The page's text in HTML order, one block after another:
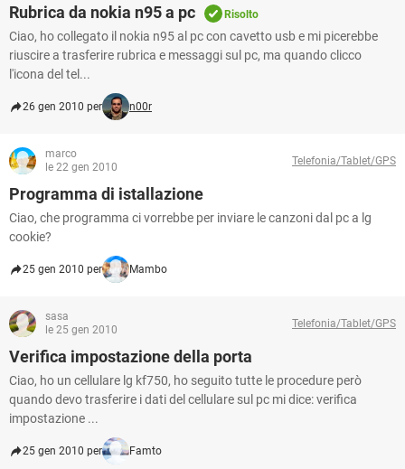
Rubrica da nokia n95 a pc Risolto
Ciao, ho collegato il nokia n95 al pc con cavetto usb e mi picerebbe
riuscire a trasferire rubrica e messaggi sul pc, ma quando clicco
l'icona del tel...
26 gen 2010 per n00r
marco
le 22 gen 2010
Telefonia/Tablet/GPS
Programma di istallazione
Ciao, che programma ci vorrebbe per inviare le canzoni dal pc a lg
cookie?
25 gen 2010 per Mambo
sasa
le 25 gen 2010
Telefonia/Tablet/GPS
Verifica impostazione della porta
Ciao, ho un cellulare lg kf750, ho seguito tutte le procedure però
quando devo trasferire i dati del cellulare sul pc mi dice: verifica
impostazione ...
25 gen 2010 per Famto